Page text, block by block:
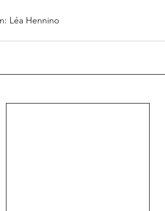
Léa Hennino